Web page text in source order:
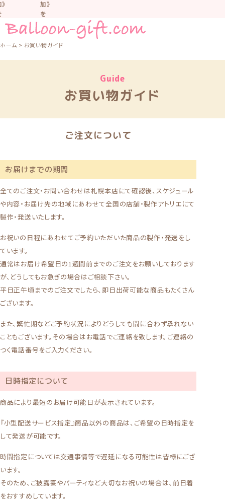
加》
を
す
す
し
中
な
う
気
を
け
て
し
で
く
い。
ホーム お買い物ガイド
Guide
お買い物ガイド
ご注文について
お届けまでの期間
全てのご注文・お問い合わせは札幌本店にて確認後、スケジュール
や内容・お届け先の地域にあわせて全国の店舗・製作アトリエにて
製作・発送いたします。
お祝いの日程にあわせてご予約いただいた商品の製作・発送をし
ています。
通常はお届け希望日の1週間前までのご注文をお願いしております
が、どうしてもお急ぎの場合はご相談下さい。
平日正午頃までのご注文でしたら、即日出荷可能な商品もたくさん
ございます。
また、繁忙期などご予約状況によりどうしても間に合わず承れない
こともございます。その場合はお電話でご連絡を致します。ご連絡の
つく電話番号をご入力ください。
日時指定について
商品により最短のお届け可能日が表示されています。
『小型配送サービス指定』商品以外の商品は、ご希望の日時指定を
して発送が可能です。
時間指定については交通事情等で遅延になる可能性は皆様にござ
います。
そのため、ご披露宴やパーティなど大切なお祝いの場合は、前日着
をおすすめしています。